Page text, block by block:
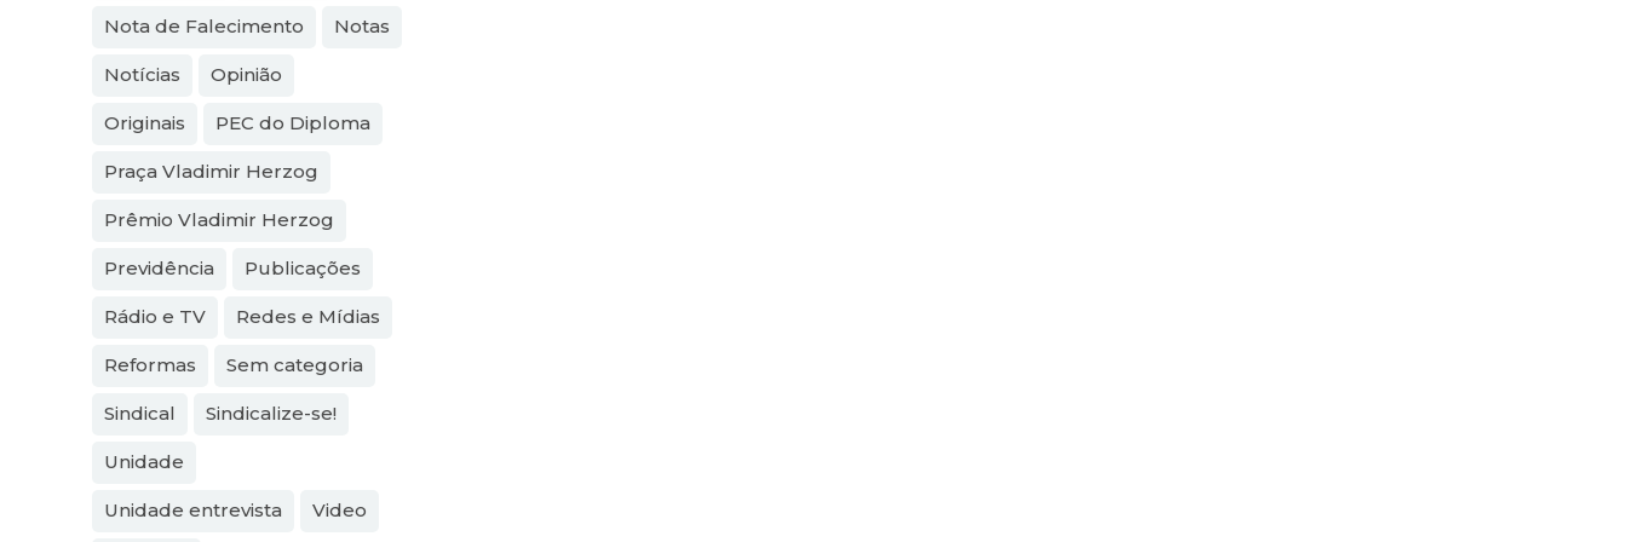
Nota de Falecimento Notas
Notícias Opinião
Originais PEC do Diploma
Praça Vladimir Herzog
Prêmio Vladimir Herzog
Previdência Publicações
Rádio e TV Redes e Mídias
Reformas Sem categoria
Sindical Sindicalize-se!
Unidade
Unidade entrevista Video